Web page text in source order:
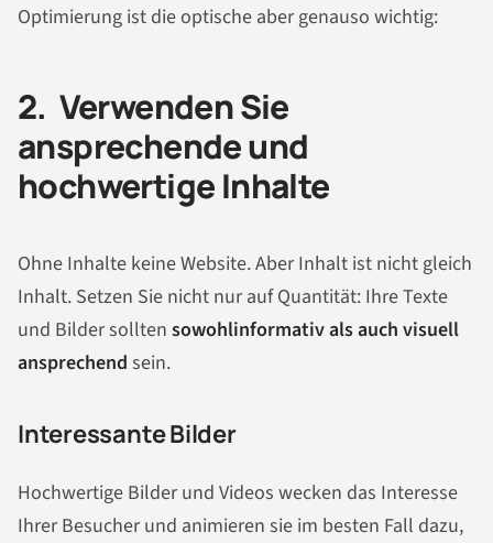
Optimierung ist die optische aber genauso wichtig:
2. Verwenden Sie
ansprechende und
hochwertige Inhalte
Ohne Inhalte keine Website. Aber Inhalt ist nicht gleich
Inhalt. Setzen Sie nicht nur auf Quantität: Ihre Texte
und Bilder sollten sowohlinformativ als auch visuell
ansprechend sein.
Interessante Bilder
Hochwertige Bilder und Videos wecken das Interesse
Ihrer Besucher und animieren sie im besten Fall dazu,